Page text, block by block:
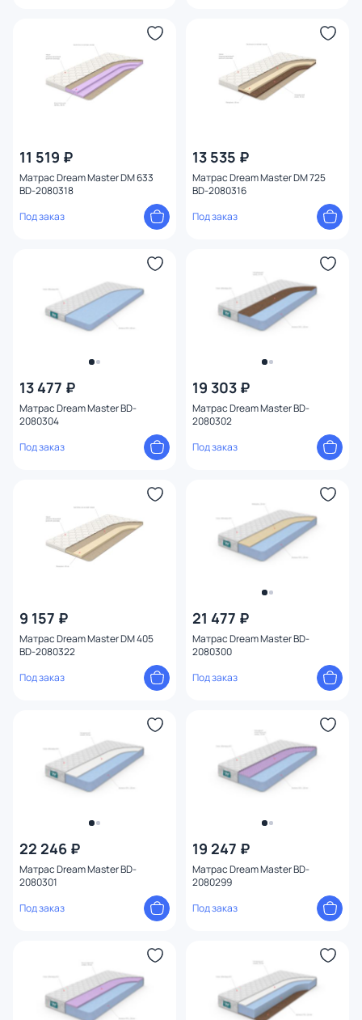
11 519 ₽
Матрас Dream Master DM 633
BD-2080318
Под заказ
13 535 ₽
Матрас Dream Master DM 725
BD-2080316
Под заказ
13 477 ₽
Матрас Dream Master BD-
2080304
Под заказ
19 303 ₽
Матрас Dream Master BD-
2080302
Под заказ
9 157 ₽
Матрас Dream Master DM 405
BD-2080322
Под заказ
21 477 ₽
Матрас Dream Master BD-
2080300
Под заказ
22 246 ₽
Матрас Dream Master BD-
2080301
Под заказ
19 247 ₽
Матрас Dream Master BD-
2080299
Под заказ